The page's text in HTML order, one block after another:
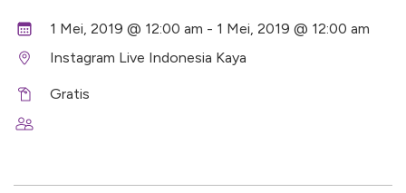
1 Mei, 2019 @ 12:00 am - 1 Mei, 2019 @ 12:00 am
Instagram Live Indonesia Kaya
Gratis